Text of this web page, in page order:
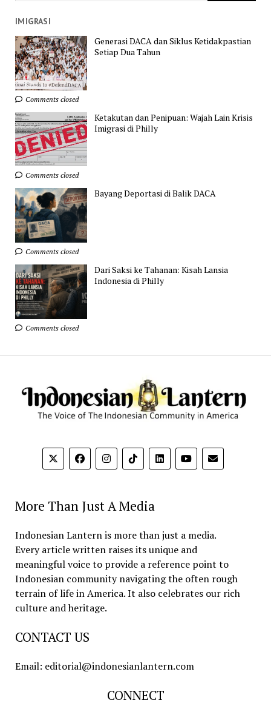
IMIGRASI
Generasi DACA dan Siklus Ketidakpastian
Setiap Dua Tahun
Comments closed
Ketakutan dan Penipuan: Wajah Lain Krisis
Imigrasi di Philly
Comments closed
Bayang Deportasi di Balik DACA
Comments closed
Dari Saksi ke Tahanan: Kisah Lansia
Indonesia di Philly
Comments closed
More Than Just A Media
Indonesian Lantern is more than just a media.
Every article written raises its unique and
meaningful voice to provide a reference point to
Indonesian community navigating the often rough
terrain of life in America. It also celebrates our rich
culture and heritage.
CONTACT US
Email: editorial@indonesianlantern.com
CONNECT